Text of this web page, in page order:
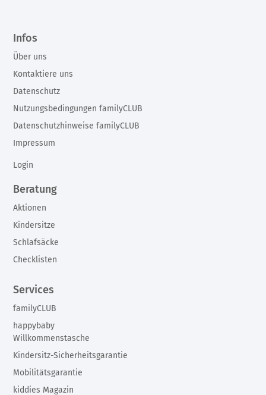
Beratung
Aktionen
Kindersitze
Schlafsäcke
Checklisten
Services
familyCLUB
happybaby
Willkommenstasche
Kindersitz-Sicherheitsgarantie
Mobilitätsgarantie
kiddies Magazin
Infos
Über uns
Kontaktiere uns
Datenschutz
Nutzungsbedingungen familyCLUB
Datenschutzhinweise familyCLUB
Impressum
Login